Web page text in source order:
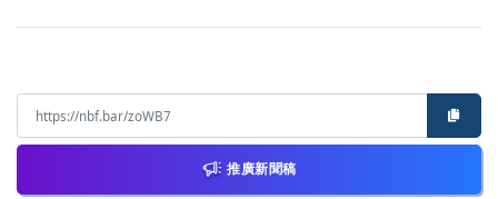
推廣新聞稿